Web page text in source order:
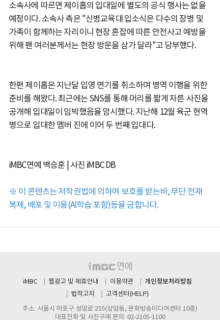
소속사에 따르면 제이홉의 입대일에 별도의 공식 행사는 없을
예정이다. 소속사 측은 "신병교육대 입소식은 다수의 장병 및
가족이 함께하는 자리이니 현장 혼잡에 따른 안전사고 예방을
위해 팬 여러분께서는 현장 방문을 삼가 달라"고 당부했다.
한편 제이홉은 지난달 입영 연기를 취소하며 병역 이행을 위한
준비를 해왔다. 최근에는 SNS를 통해 머리를 짧게 자른 사진을
공개해 입대일이 임박했음을 암시했다. 지난해 12월 육군 현역
병으로 입대한 멤버 진에 이어 두 번째 입대다.
iMBC연예 백승훈 | 사진 iMBC DB
※ 이 콘텐츠는 저작권법에 의하여 보호를 받는바, 무단 전재
복제, 배포 및 이용(AI학습 포함)등을 금합니다.
iMBC 웹광고 및 제휴안내 이용약관 개인정보처리방침
법적고지
고객센터(HELP)
주소: 서울시 마포구 성암로 255(상암동, 문화방송미디어센터 10층)
대표전화 및 사진구매 문의: 02-2105-1100